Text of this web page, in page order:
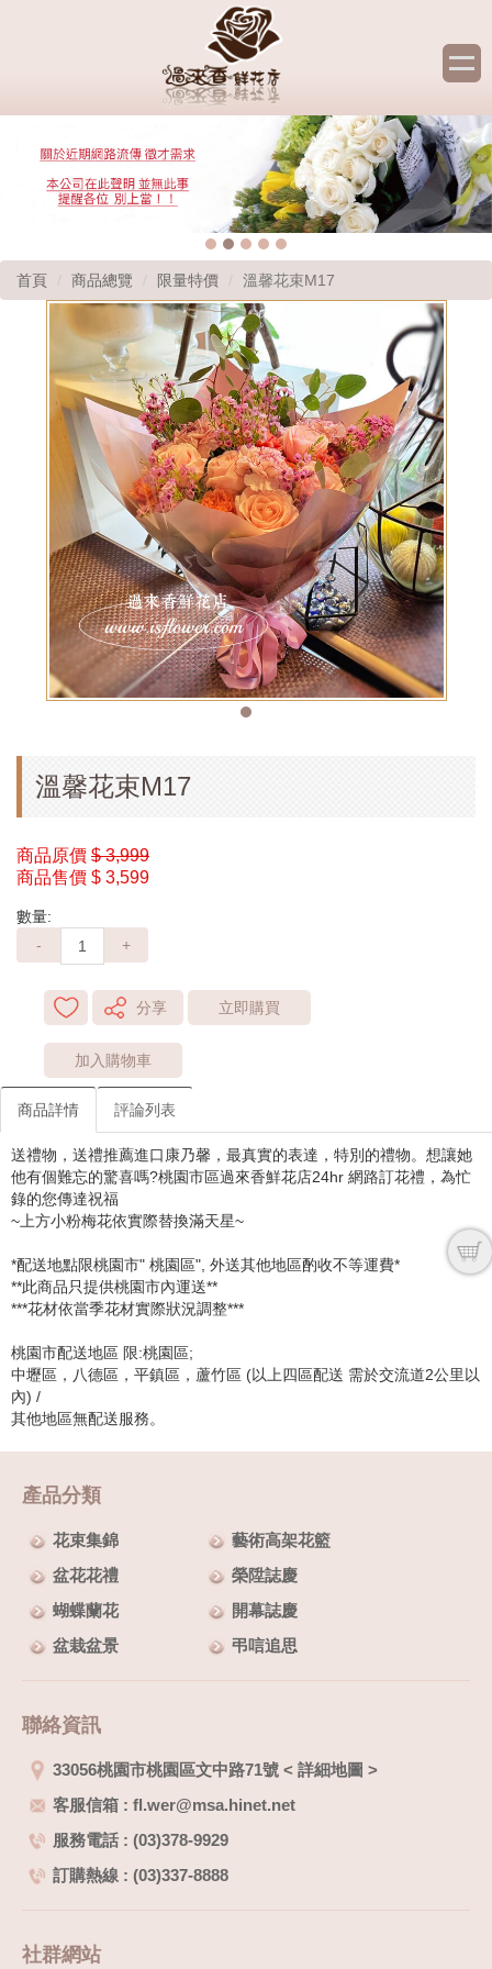
首頁 商品總覽 限量特價 溫馨花束M17
溫馨花束M17
商品原價 $ 3,999
商品售價 $ 3,599
數量:
-
+
分享 立即購買
加入購物車
商品詳情 評論列表
送禮物，送禮推薦進口康乃馨，最真實的表達，特別的禮物。想讓她
他有個難忘的驚喜嗎?桃園市區過來香鮮花店24hr 網路訂花禮，為忙
錄的您傳達祝福
~上方小粉梅花依實際替換滿天星~
*配送地點限桃園市" 桃園區", 外送其他地區酌收不等運費*
**此商品只提供桃園市內運送**
***花材依當季花材實際狀況調整***
桃園市配送地區 限:桃園區;
中壢區，八德區，平鎮區，蘆竹區 (以上四區配送 需於交流道2公里以
內) /
其他地區無配送服務。
產品分類
花束集錦
盆花花禮
蝴蝶蘭花
盆栽盆景
藝術高架花籃
榮陞誌慶
開幕誌慶
弔唁追思
聯絡資訊
33056桃園市桃園區文中路71號 < 詳細地圖 >
客服信箱 : fl.wer@msa.hinet.net
服務電話 : (03)378-9929
訂購熱線 : (03)337-8888
社群網站